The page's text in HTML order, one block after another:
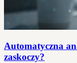
Automatyczna
zaskoczy?